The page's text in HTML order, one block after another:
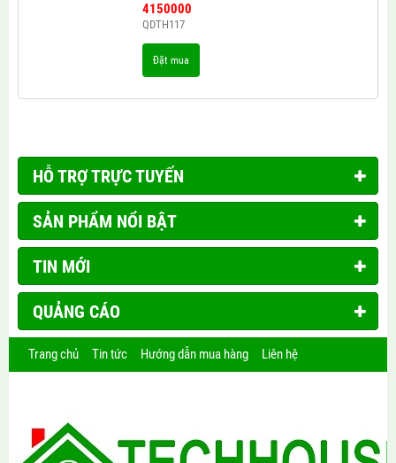
4150000
QDTH117
Đặt mua
HỖ TRỢ TRỰC TUYẾN
SẢN PHẨM NỔI BẬT
TIN MỚI
QUẢNG CÁO
Trang chủ Tin tức Hướng dẫn mua hàng Liên hệ